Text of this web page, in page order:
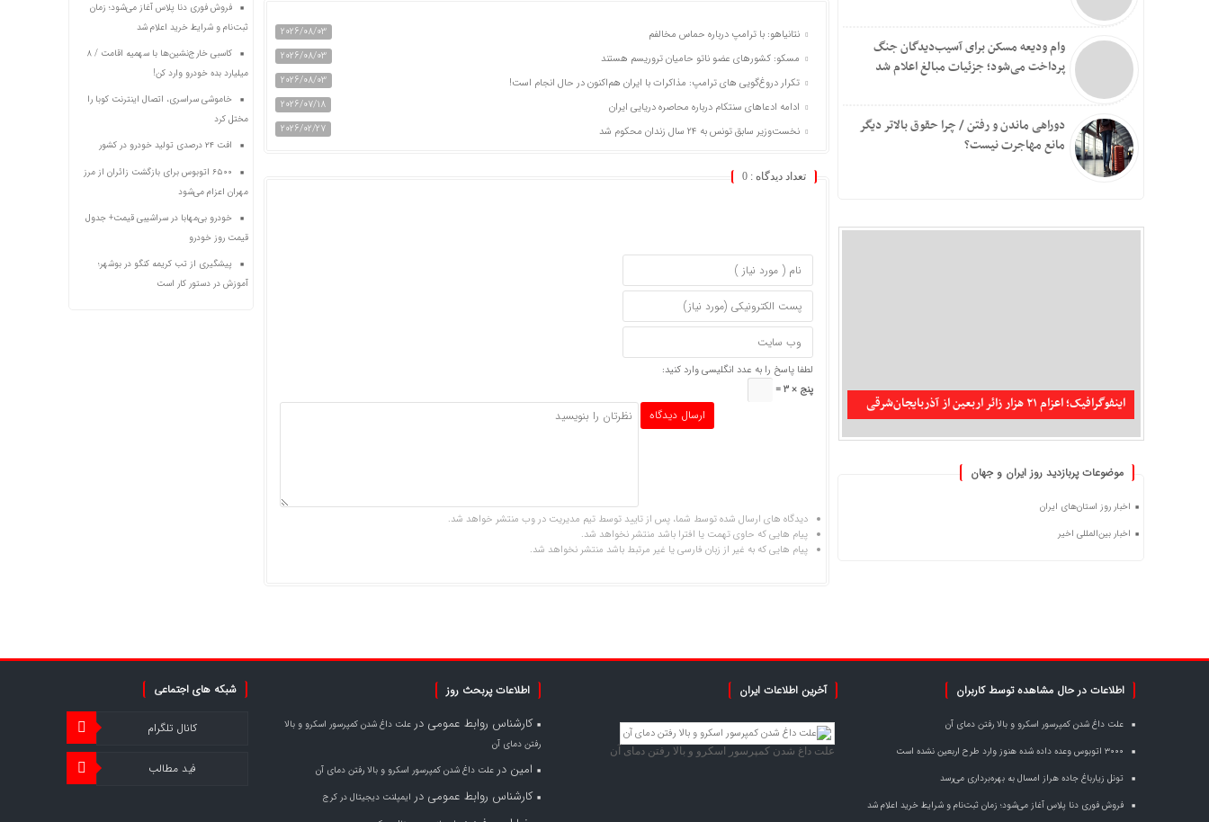
وام ودیعه مسکن برای آسیب‌دیدگان جنگ
پرداخت می‌شود؛ جزئیات مبالغ اعلام شد
دوراهی ماندن و رفتن / چرا حقوق بالاتر دیگر
مانع مهاجرت نیست؟
اینفوگرافیک؛ اعزام ۲۱ هزار زائر اربعین از آذربایجان‌شرقی
جاسک
موضوعات پربازدید روز ایران و جهان
اخبار روز استان‌های ایران
اخبار بین‌المللی اخیر
نتانیاهو: با ترامپ درباره حماس مخالفم
2026/08/03
مسکو: کشورهای عضو ناتو حامیان تروریسم هستند
2026/08/03
تکرار دروغ‌گویی های ترامپ: مذاکرات با ایران هم‌اکنون در حال انجام است!
2026/08/03
ادامه ادعاهای سنتکام درباره محاصره دریایی ایران
2026/07/18
نخست‌وزیر سابق تونس به ۲۴ سال زندان محکوم شد
2026/02/27
تعداد دیدگاه : 0
لطفا پاسخ را به عدد انگلیسی وارد کنید:
پنج × 3 =
دیدگاه های ارسال شده توسط شما، پس از تایید توسط تیم مدیریت در وب منتشر خواهد شد.
پیام هایی که حاوی تهمت یا افترا باشد منتشر نخواهد شد.
پیام هایی که به غیر از زبان فارسی یا غیر مرتبط باشد منتشر نخواهد شد.
فروش فوری دنا پلاس آغاز می‌شود؛ زمان
ثبت‌نام و شرایط خرید اعلام شد
کاسبی خارج‌نشین‌ها با سهمیه اقامت / ۸
میلیارد بده خودرو وارد کن!
خاموشی سراسری، اتصال اینترنت کوبا را
مختل کرد
افت ۲۴ درصدی تولید خودرو در کشور
۶۵۰۰ اتوبوس برای بازگشت زائران از مرز
مهران اعزام می‌شود
خودرو بی‌مهابا در سراشیبی قیمت+ جدول
قیمت روز خودرو
پیشگیری از تب کریمه کنگو در بوشهر؛
آموزش در دستور کار است
اطلاعات در حال مشاهده توسط کاربران
علت داغ شدن کمپرسور اسکرو و بالا رفتن دمای آن
۳۰۰۰ اتوبوس وعده داده شده هنوز وارد طرح اربعین نشده است
تونل زیارباغ جاده هراز امسال به بهره‌برداری می‌رسد
فروش فوری دنا پلاس آغاز می‌شود؛ زمان ثبت‌نام و شرایط خرید اعلام شد
آخرین اطلاعات ایران
علت داغ شدن کمپرسور اسکرو و بالا رفتن دمای آن
اطلاعات پربحث روز
کارشناس روابط عمومی درعلت داغ شدن کمپرسور اسکرو و بالا
رفتن دمای آن
امین درعلت داغ شدن کمپرسور اسکرو و بالا رفتن دمای آن
کارشناس روابط عمومی در ایمپلنت دیجیتال در کرج
شبکه های اجتماعی
کانال تلگرام
فید مطالب